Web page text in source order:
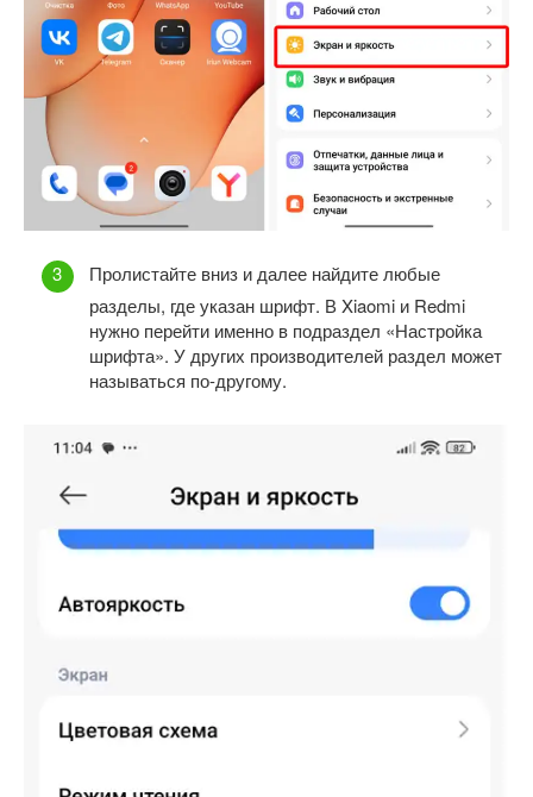
Пролистайте вниз и далее найдите любые
разделы, где указан шрифт. В Xiaomi и Redmi
нужно перейти именно в подраздел «Настройка
шрифта». У других производителей раздел может
называться по-другому.